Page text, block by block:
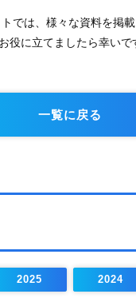
では、様々な資料を掲載
役に立てましたら幸いで
一覧に戻る
2025 2024